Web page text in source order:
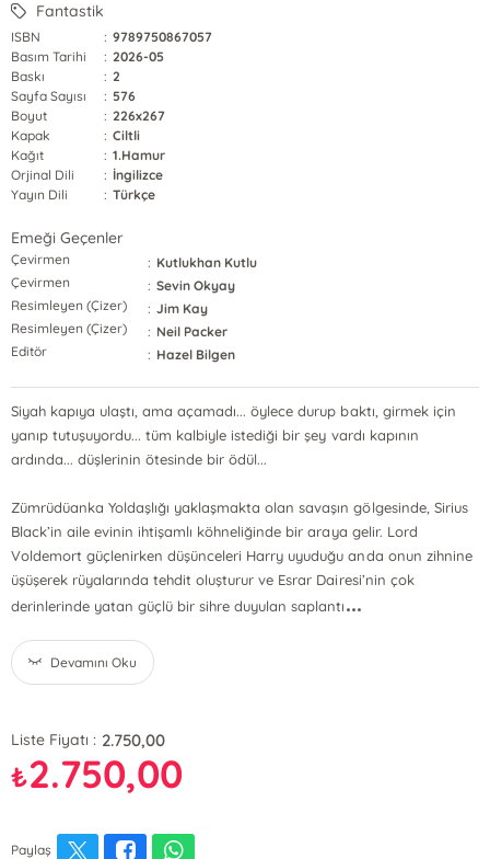
Fantastik
ISBN : 9789750867057
Basım Tarihi
: 2026-05
Baskı
: 2
Sayfa Sayısı
: 576
Boyut
: 226x267
Kapak
: Ciltli
Kağıt
: 1.Hamur
Orjinal Dili
: İngilizce
Yayın Dili
: Türkçe
Emeği Geçenler
Çevirmen : Kutlukhan Kutlu
Çevirmen
: Sevin Okyay
Resimleyen (Çizer)
: Jim Kay
Resimleyen (Çizer)
: Neil Packer
Editör
: Hazel Bilgen
Siyah kapıya ulaştı, ama açamadı... öylece durup baktı, girmek için
yanıp tutuşuyordu... tüm kalbiyle istediği bir şey vardı kapının
ardında... düşlerinin ötesinde bir ödül...
Zümrüdüanka Yoldaşlığı yaklaşmakta olan savaşın gölgesinde, Sirius
Black’in aile evinin ihtişamlı köhneliğinde bir araya gelir. Lord
Voldemort güçlenirken düşünceleri Harry uyuduğu anda onun zihnine
üşüşerek rüyalarında tehdit oluşturur ve Esrar Dairesi’nin çok
derinlerinde yatan güçlü bir sihre duyulan saplantı...
Devamını Oku
Liste Fiyatı : 2.750,00
₺2.750,00
Paylaş